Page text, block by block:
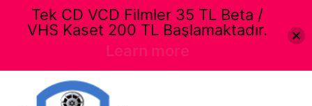
Tek CD VCD Filmler 35 TL Beta /
VHS Kaset 200 TL Başlamaktadır.
Learn more